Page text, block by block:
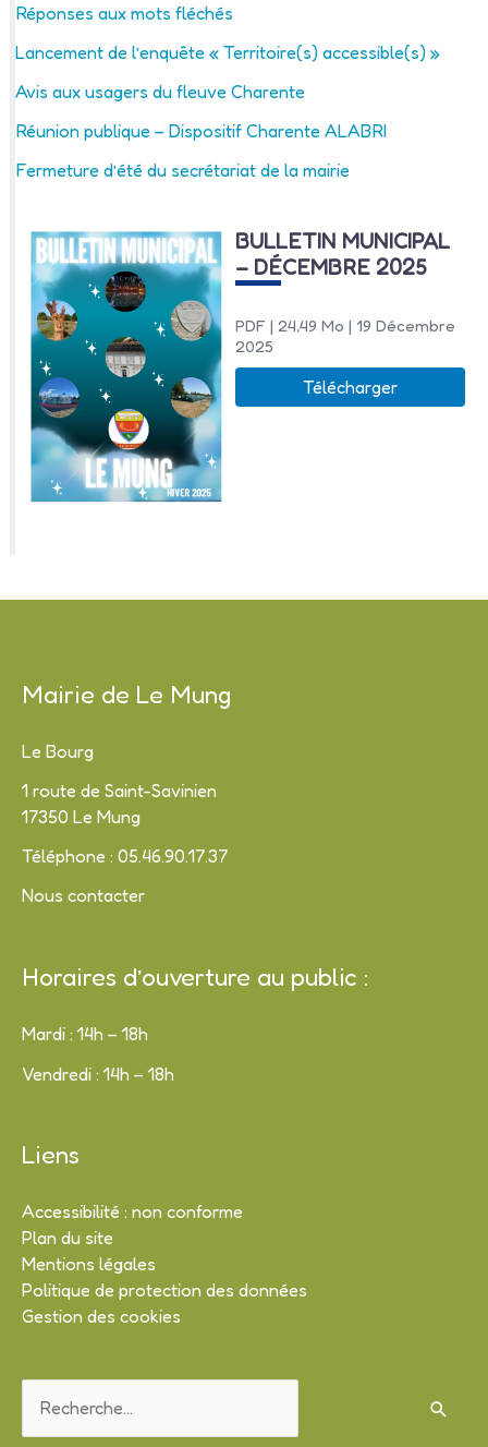
Réponses aux mots fléchés
Lancement de l’enquête « Territoire(s) accessible(s) »
Avis aux usagers du fleuve Charente
Réunion publique – Dispositif Charente ALABRI
Fermeture d’été du secrétariat de la mairie
BULLETIN MUNICIPAL
– DÉCEMBRE 2025
PDF | 24,49 Mo | 19 Décembre
2025
Télécharger
Mairie de Le Mung
Le Bourg
1 route de Saint-Savinien
17350 Le Mung
Téléphone : 05.46.90.17.37
Nous contacter
Horaires d’ouverture au public :
Mardi : 14h – 18h
Vendredi : 14h – 18h
Liens
Accessibilité : non conforme
Plan du site
Mentions légales
Politique de protection des données
Gestion des cookies